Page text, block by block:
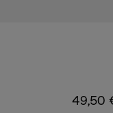
49,50